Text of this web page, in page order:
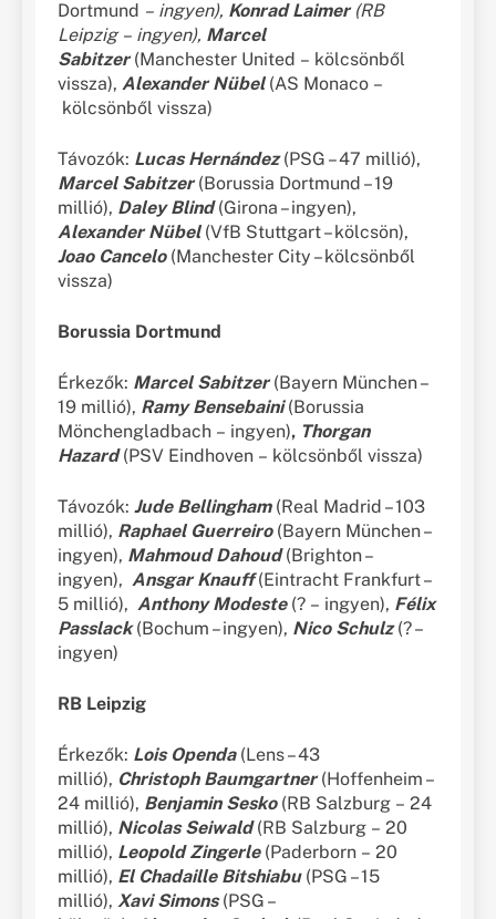
Dortmund – ingyen), Konrad Laimer (RB
Leipzig – ingyen), Marcel
Sabitzer (Manchester United – kölcsönből
vissza), Alexander Nübel(AS Monaco –
kölcsönből vissza)
Távozók: Lucas Hernández(PSG – 47 millió),
Marcel Sabitzer (Borussia Dortmund – 19
millió), Daley Blind(Girona – ingyen),
Alexander Nübel(VfB Stuttgart – kölcsön),
Joao Cancelo(Manchester City – kölcsönből
vissza)
Borussia Dortmund
Érkezők: Marcel Sabitzer (Bayern München –
19 millió), Ramy Bensebaini(Borussia
Mönchengladbach – ingyen), Thorgan
Hazard(PSV Eindhoven – kölcsönből vissza)
Távozók: Jude Bellingham(Real Madrid – 103
millió), Raphael Guerreiro(Bayern München –
ingyen), Mahmoud Dahoud(Brighton –
ingyen), Ansgar Knauff (Eintracht Frankfurt –
5 millió), Anthony Modeste(? – ingyen), Félix
Passlack(Bochum – ingyen), Nico Schulz (? –
ingyen)
RB Leipzig
Érkezők: Lois Openda (Lens – 43
millió), Christoph Baumgartner (Hoffenheim –
24 millió), Benjamin Sesko (RB Salzburg – 24
millió), Nicolas Seiwald(RB Salzburg – 20
millió), Leopold Zingerle (Paderborn – 20
millió), El Chadaille Bitshiabu (PSG – 15
millió), Xavi Simons(PSG –